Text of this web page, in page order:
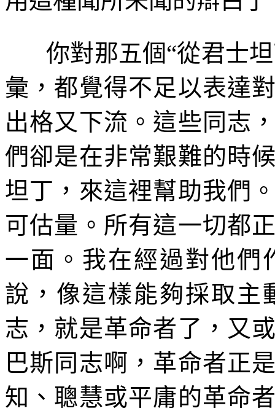
你對那五個“從君士
彙，都覺得不足以表達
出格又下流。這些同志
們卻是在非常艱難的時
坦丁，來這裡幫助我們
可估量。所有這一切都
一面。我在經過對他們
說，像這樣能夠採取主
志，就是革命者了，又
巴斯同志啊，革命者正
知、聰慧或平庸的革命